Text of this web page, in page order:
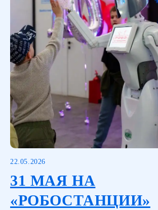
22.05.2026
31 МАЯ НА
«РОБОСТАНЦИИ»